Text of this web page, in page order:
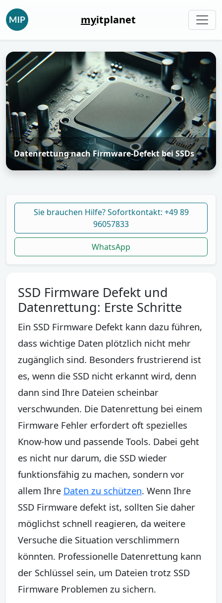
myitplanet
Datenrettung nach Firmware-Defekt bei SSDs
Sie brauchen Hilfe? Sofortkontakt: +49 89
96057833
WhatsApp
SSD Firmware Defekt und
Datenrettung: Erste Schritte
Ein SSD Firmware Defekt kann dazu führen,
dass wichtige Daten plötzlich nicht mehr
zugänglich sind. Besonders frustrierend ist
es, wenn die SSD nicht erkannt wird, denn
dann sind Ihre Dateien scheinbar
verschwunden. Die Datenrettung bei einem
Firmware Fehler erfordert oft spezielles
Know-how und passende Tools. Dabei geht
es nicht nur darum, die SSD wieder
funktionsfähig zu machen, sondern vor
allem Ihre Daten zu schützen. Wenn Ihre
SSD Firmware defekt ist, sollten Sie daher
möglichst schnell reagieren, da weitere
Versuche die Situation verschlimmern
könnten. Professionelle Datenrettung kann
der Schlüssel sein, um Dateien trotz SSD
Firmware Problemen zu sichern.